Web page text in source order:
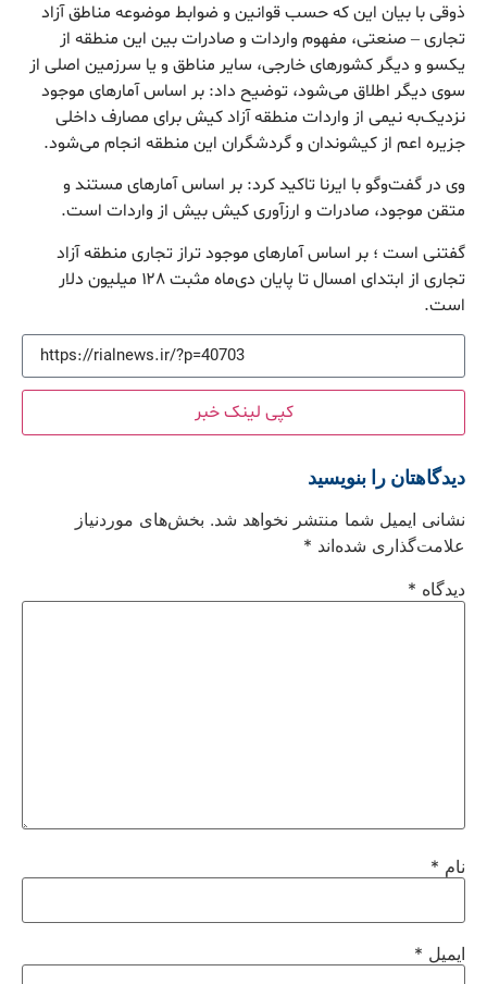
ذوقی با بیان این که حسب قوانین و ضوابط موضوعه مناطق آزاد
تجاری – صنعتی، مفهوم واردات و صادرات بین این منطقه از
یکسو و دیگر کشورهای خارجی، سایر مناطق و یا سرزمین اصلی از
سوی دیگر اطلاق می‌شود، توضیح داد: بر اساس آمارهای موجود
نزدیک‌به نیمی از واردات منطقه آزاد کیش برای مصارف داخلی
جزیره اعم از کیشوندان و گردشگران این منطقه انجام می‌شود.
وی در گفت‌وگو با ایرنا تاکید کرد: بر اساس آمارهای مستند و
متقن موجود، صادرات و ارزآوری کیش بیش از واردات است.
گفتنی است ؛ بر اساس آمارهای موجود تراز تجاری منطقه آزاد
تجاری از ابتدای امسال تا پایان دی‌ماه مثبت ۱۲۸ میلیون دلار
است.
کپی لینک خبر
دیدگاهتان را بنویسید
نشانی ایمیل شما منتشر نخواهد شد. بخش‌های موردنیاز
علامت‌گذاری شده‌اند *
دیدگاه *
نام *
ایمیل *